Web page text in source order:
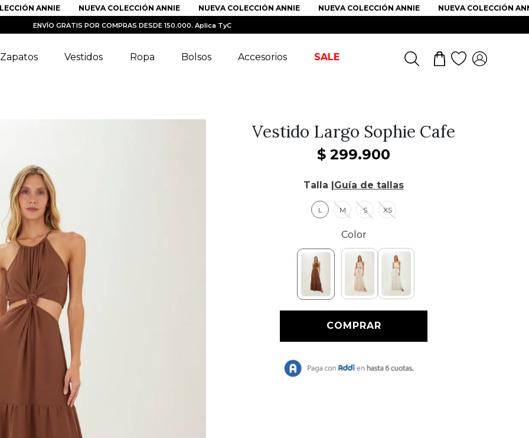
ANNIE NUEVA COLECCIÓN ANNIE NUEVA COLECCIÓN ANNIE NUEVA COLECCIÓN ANNIE NUEVA COLECCIÓN ANNIE
ENVÍO GRATIS POR COMPRAS DESDE 150.000. Aplica TyC
Zapatos Vestidos Ropa Bolsos Accesorios SALE
Vestido Largo Sophie Cafe
$ 299.900
Talla |Guía de tallas
L M S XS
Color